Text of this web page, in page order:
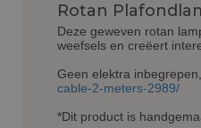
Rotan
Deze geweven rotan
weefsels en creëert
Geen elektra
cable-2-meters-2989/
*Dit product is